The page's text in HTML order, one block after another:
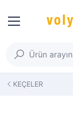
KEÇELER